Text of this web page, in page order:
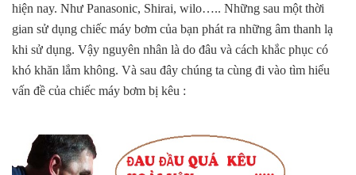
hiện nay. Như Panasonic, Shirai, wilo….. Những sau một thời
gian sử dụng chiếc máy bơm của bạn phát ra những âm thanh lạ
khi sử dụng. Vậy nguyên nhân là do đâu và cách khắc phục có
khó khăn lắm không. Và sau đây chúng ta cùng đi vào tìm hiểu
vấn đề của chiếc máy bơm bị kêu :